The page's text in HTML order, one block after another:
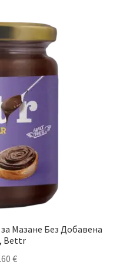
Мазане Без Добавена
Bettr
€